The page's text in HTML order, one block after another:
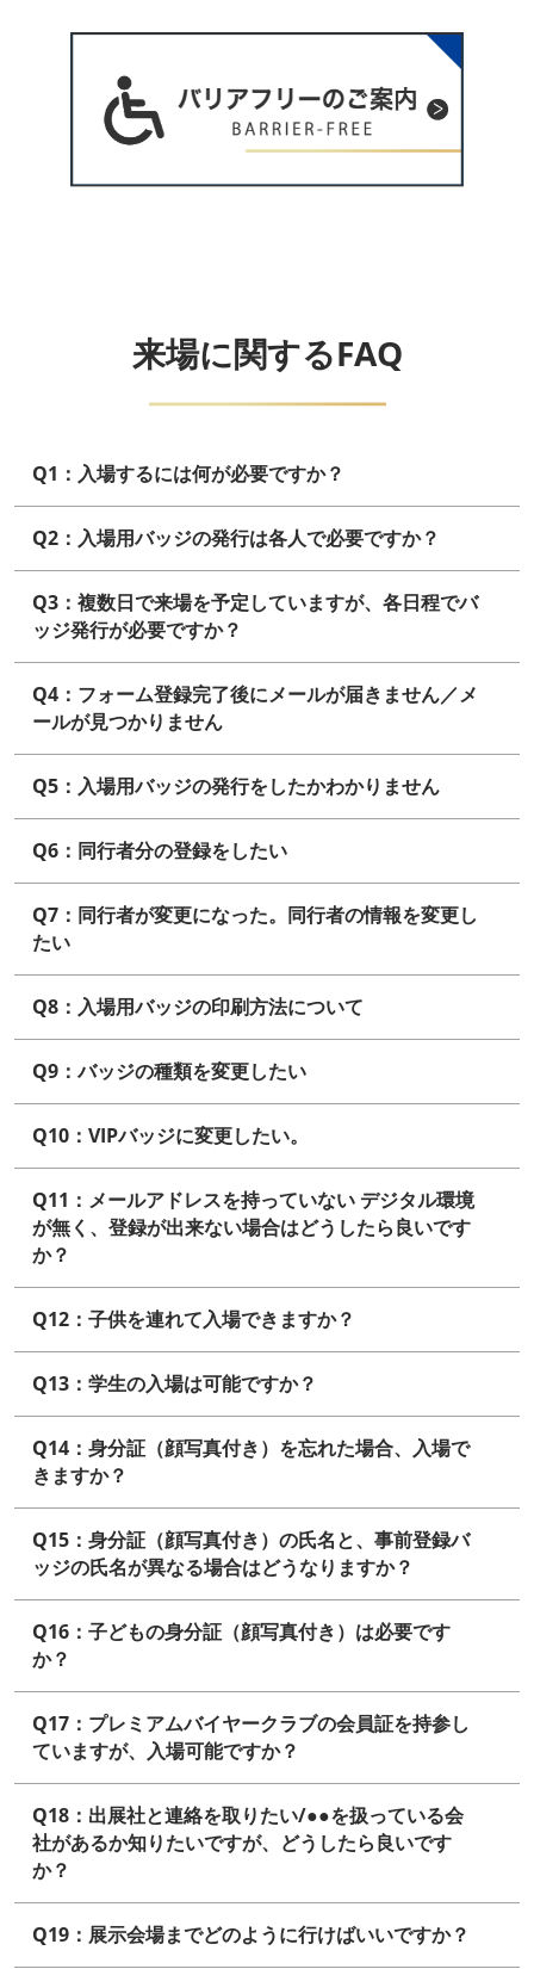
来場に関するFAQ
Q1：入場するには何が必要ですか？
Q2：入場用バッジの発行は各人で必要ですか？
Q3：複数日で来場を予定していますが、各日程でバ
ッジ発行が必要ですか？
Q4：フォーム登録完了後にメールが届きません／メ
ールが見つかりません
Q5：入場用バッジの発行をしたかわかりません
Q6：同行者分の登録をしたい
Q7：同行者が変更になった。同行者の情報を変更し
たい
Q8：入場用バッジの印刷方法について
Q9：バッジの種類を変更したい
Q10：VIPバッジに変更したい。
Q11：メールアドレスを持っていない デジタル環境
が無く、登録が出来ない場合はどうしたら良いです
か？
Q12：子供を連れて入場できますか？
Q13：学生の入場は可能ですか？
Q14：身分証（顔写真付き）を忘れた場合、入場で
きますか？
Q15：身分証（顔写真付き）の氏名と、事前登録バ
ッジの氏名が異なる場合はどうなりますか？
Q16：子どもの身分証（顔写真付き）は必要です
か？
Q17：プレミアムバイヤークラブの会員証を持参し
ていますが、入場可能ですか？
Q18：出展社と連絡を取りたい/●●を扱っている会
社があるか知りたいですが、どうしたら良いです
か？
Q19：展示会場までどのように行けばいいですか？